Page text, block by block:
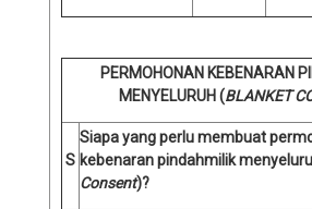
PERMOHONAN KEBENARAN
MENYELURUH (BLANKET
S
Siapa yang perlu membuat
kebenaran pindahmilik
Consent)?